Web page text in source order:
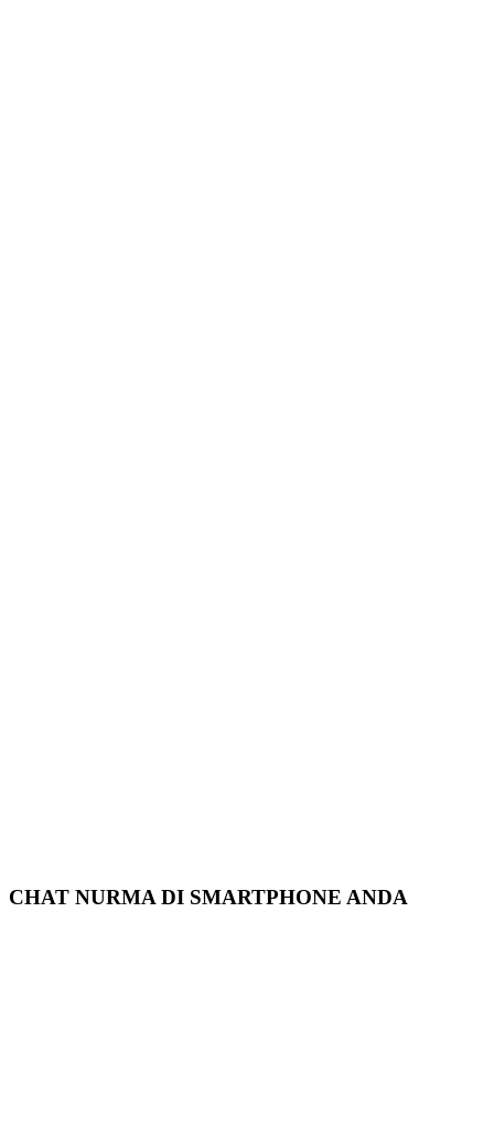
CHAT NURMA DI SMARTPHONE ANDA